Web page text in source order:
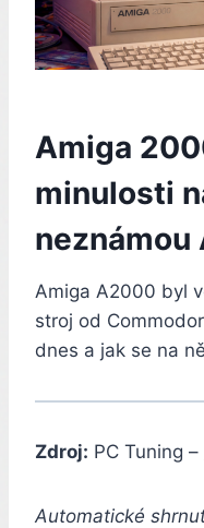
Amiga
minulosti
neznámou
Amiga A2000 byl
stroj od
dnes a jak se na
Zdroj: PC Tuning –
Automatické